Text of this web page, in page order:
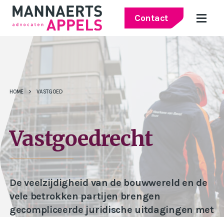
Contact
HOME > VASTGOED
Vastgoedrecht
De veelzijdigheid van de bouwwereld en de
vele betrokken partijen brengen
gecompliceerde juridische uitdagingen met